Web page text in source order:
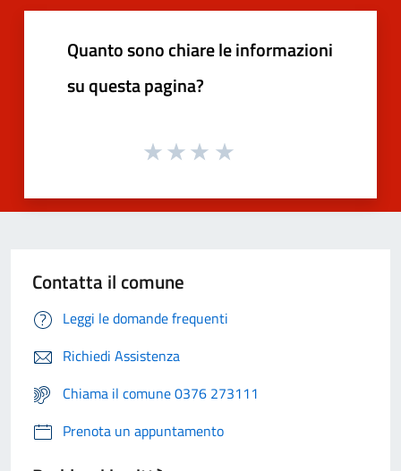
Quanto sono chiare le informazioni
su questa pagina?
Contatta il comune
Leggi le domande frequenti
Richiedi Assistenza
Chiama il comune 0376 273111
Prenota un appuntamento